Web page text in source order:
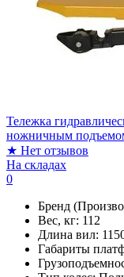
Тележка
ножничным
★ Нет отзывов
На складах
0
Бренд
Вес, кг: 112
Длина вил:
Габариты